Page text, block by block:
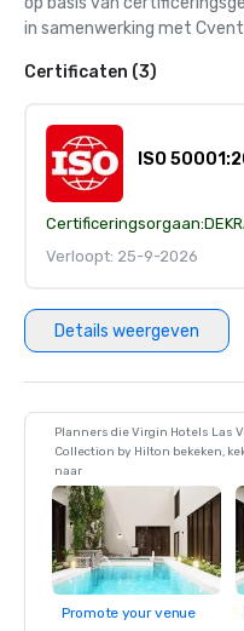
in samenwerking met
Certificaten (3)
ISO
Certificeringsorgaan:
Verloopt: 25-9-2026
Details weergeven
Planners die Virgin Hotels Las
Collection by Hilton bekeken,
naar
Promote your venue